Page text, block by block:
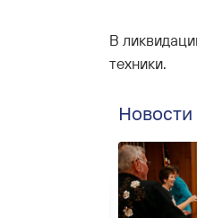
В
техники.